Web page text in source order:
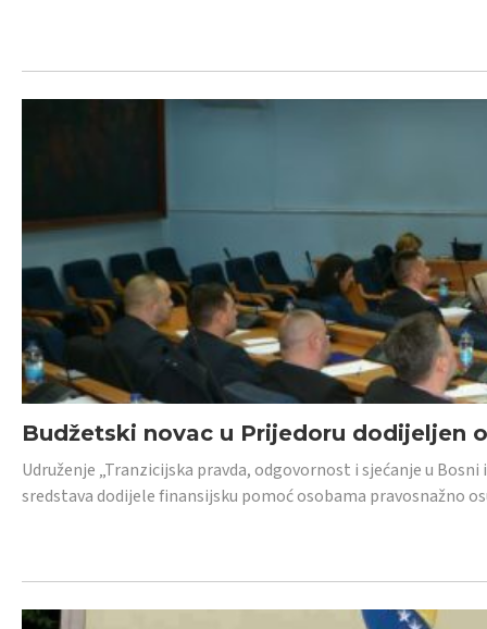
Budžetski novac u Prijedoru dodijeljen
Udruženje „Tranzicijska pravda, odgovornost i sjećanje u
sredstava dodijele finansijsku pomoć osobama pravosnažno